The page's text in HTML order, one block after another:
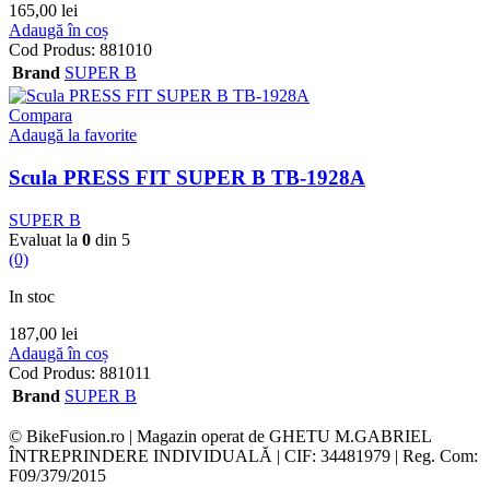
165,00 lei
Adaugă în coș
Cod Produs: 881010
Brand SUPER B
Compara
Adaugă la favorite
Scula PRESS FIT SUPER B TB-1928A
SUPER B
Evaluat la 0 din 5
(0)
In stoc
187,00 lei
Adaugă în coș
Cod Produs: 881011
Brand SUPER B
© BikeFusion.ro | Magazin operat de GHETU M.GABRIEL
ÎNTREPRINDERE INDIVIDUALĂ | CIF: 34481979 | Reg. Com:
F09/379/2015